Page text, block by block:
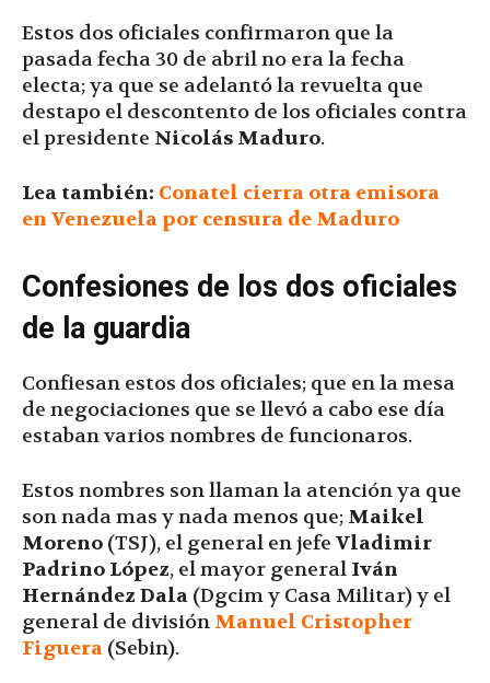
Estos dos oficiales confirmaron que la
pasada fecha 30 de abril no era la fecha
electa; ya que se adelantó la revuelta que
destapo el descontento de los oficiales contra
el presidente Nicolás Maduro.
Lea también: Conatel cierra otra emisora
en Venezuela por censura de Maduro
Confesiones de los dos oficiales
de la guardia
Confiesan estos dos oficiales; que en la mesa
de negociaciones que se llevó a cabo ese día
estaban varios nombres de funcionaros.
Estos nombres son llaman la atención ya que
son nada mas y nada menos que; Maikel
Moreno (TSJ), el general en jefe Vladimir
Padrino López, el mayor general Iván
Hernández Dala (Dgcim y Casa Militar) y el
general de división Manuel Cristopher
Figuera (Sebin).